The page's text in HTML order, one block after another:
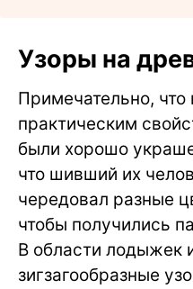
Узоры на
Примечательно,
практическим
были хорошо
что шивший их
чередовал разные
чтобы получились
В области лодыжек
зигзагообразные